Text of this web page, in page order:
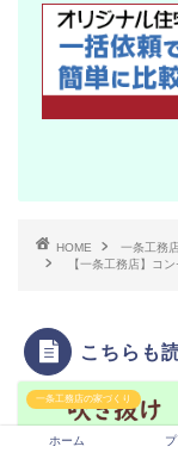
HOME
一条工務
【一条工務店】コ
こちらも
一条工務店の家づくり
ホーム